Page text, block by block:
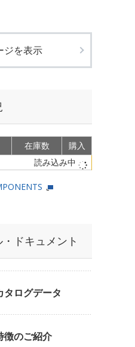
ジを表示
在庫数
購入
読み込み中
ドキュメント
タログデータ
徴のご紹介